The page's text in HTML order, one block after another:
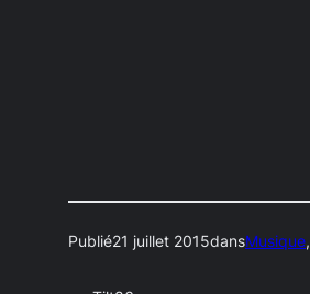
Publié21 juillet 2015dansMusique,